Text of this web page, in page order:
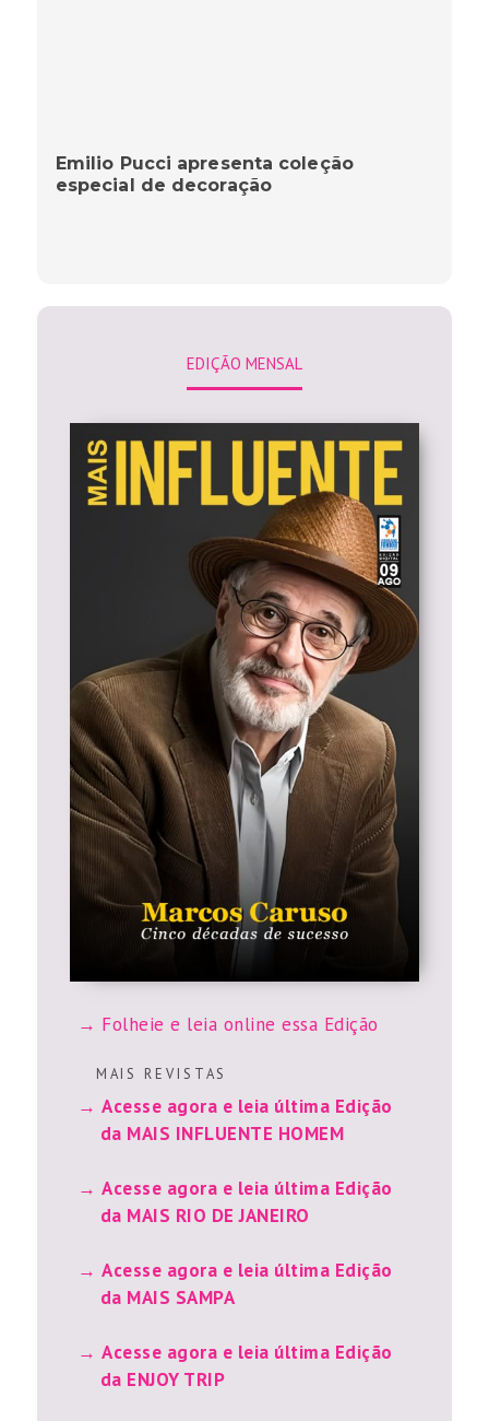
Emilio Pucci apresenta coleção
especial de decoração
EDIÇÃO MENSAL
Folheie e leia online essa Edição
M A I S R E V I S T A S
Acesse agora e leia última Edição
da MAIS INFLUENTE HOMEM
Acesse agora e leia última Edição
da MAIS RIO DE JANEIRO
Acesse agora e leia última Edição
da MAIS SAMPA
Acesse agora e leia última Edição
da ENJOY TRIP